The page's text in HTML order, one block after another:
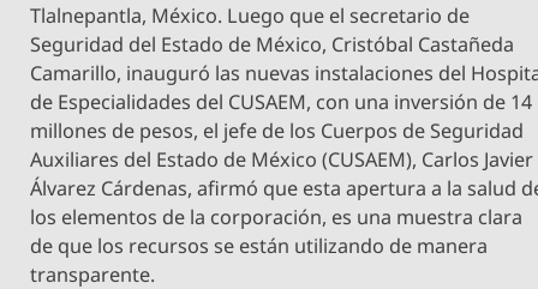
Tlalnepantla, México. Luego que el secretario de
Seguridad del Estado de México, Cristóbal Castañeda
Camarillo, inauguró las nuevas instalaciones del
de Especialidades del CUSAEM, con una inversión de 14
millones de pesos, el jefe de los Cuerpos de Seguridad
Auxiliares del Estado de México (CUSAEM), Carlos Javier
Álvarez Cárdenas, afirmó que esta apertura a la salud
los elementos de la corporación, es una muestra clara
de que los recursos se están utilizando de manera
transparente.